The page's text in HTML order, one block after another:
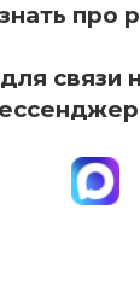
про
связи